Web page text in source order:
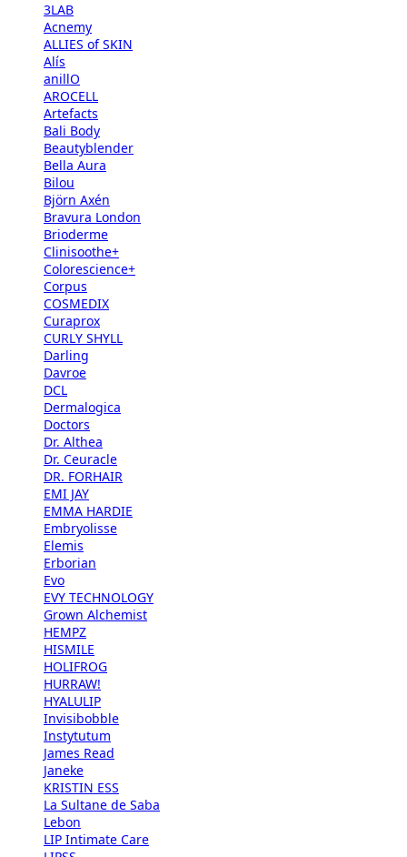
3LAB
Acnemy
ALLIES of SKIN
Alís
anillO
AROCELL
Artefacts
Bali Body
Beautyblender
Bella Aura
Bilou
Björn Axén
Bravura London
Brioderme
Clinisoothe+
Colorescience+
Corpus
COSMEDIX
Curaprox
CURLY SHYLL
Darling
Davroe
DCL
Dermalogica
Doctors
Dr. Althea
Dr. Ceuracle
DR. FORHAIR
EMI JAY
EMMA HARDIE
Embryolisse
Elemis
Erborian
Evo
EVY TECHNOLOGY
Grown Alchemist
HEMPZ
HISMILE
HOLIFROG
HURRAW!
HYALULIP
Invisibobble
Instytutum
James Read
Janeke
KRISTIN ESS
La Sultane de Saba
Lebon
LIP Intimate Care